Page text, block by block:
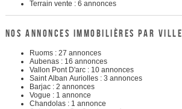
Terrain vente : 6 annonces
NOS ANNONCES IMMOBILIÈRES PAR VILLE
Ruoms : 27 annonces
Aubenas : 16 annonces
Vallon Pont D'arc : 10 annonces
Saint Alban Auriolles : 3 annonces
Barjac : 2 annonces
Vogue : 1 annonce
Chandolas : 1 annonce